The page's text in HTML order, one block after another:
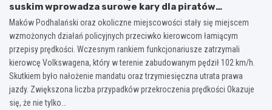
suskim wprowadza surowe kary dla piratów
drogowych!
Maków Podhalański oraz okoliczne miejscowości stały się miejscem
wzmożonych działań policyjnych przeciwko kierowcom łamiącym
przepisy prędkości. Wczesnym rankiem funkcjonariusze zatrzymali
kierowcę Volkswagena, który w terenie zabudowanym pędził 102 km/h.
Skutkiem było nałożenie mandatu oraz trzymiesięczna utrata prawa
jazdy. Zwiększona liczba przypadków przekroczenia prędkości Okazuje
się, że nie tylko…